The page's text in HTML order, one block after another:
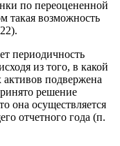
по переоцененной
такая возможность
периодичность
из того, в какой
активов подвержена
решение
она осуществляется
отчетного года (п.